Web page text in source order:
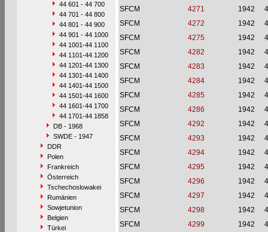
44 601 - 44 700
44 701 - 44 800
44 801 - 44 900
44 901 - 44 1000
44 1001-44 1100
44 1101-44 1200
44 1201-44 1300
44 1301-44 1400
44 1401-44 1500
44 1501-44 1600
44 1601-44 1700
44 1701-44 1858
DB - 1968
SWDE - 1947
DDR
Polen
Frankreich
Österreich
Tschechoslowakei
Rumänien
Sowjetunion
Belgien
Türkei
SFCM
4271 1942
SFCM
4272 1942
SFCM
4275 1942
SFCM
4282 1942
SFCM
4283 1942
SFCM
4284 1942
SFCM
4285 1942
SFCM
4286 1942
SFCM
4292 1942
SFCM
4293 1942
SFCM
4294 1942
SFCM
4295 1942
SFCM
4296 1942
SFCM
4297 1942
SFCM
4298 1942
SFCM
4299 1942